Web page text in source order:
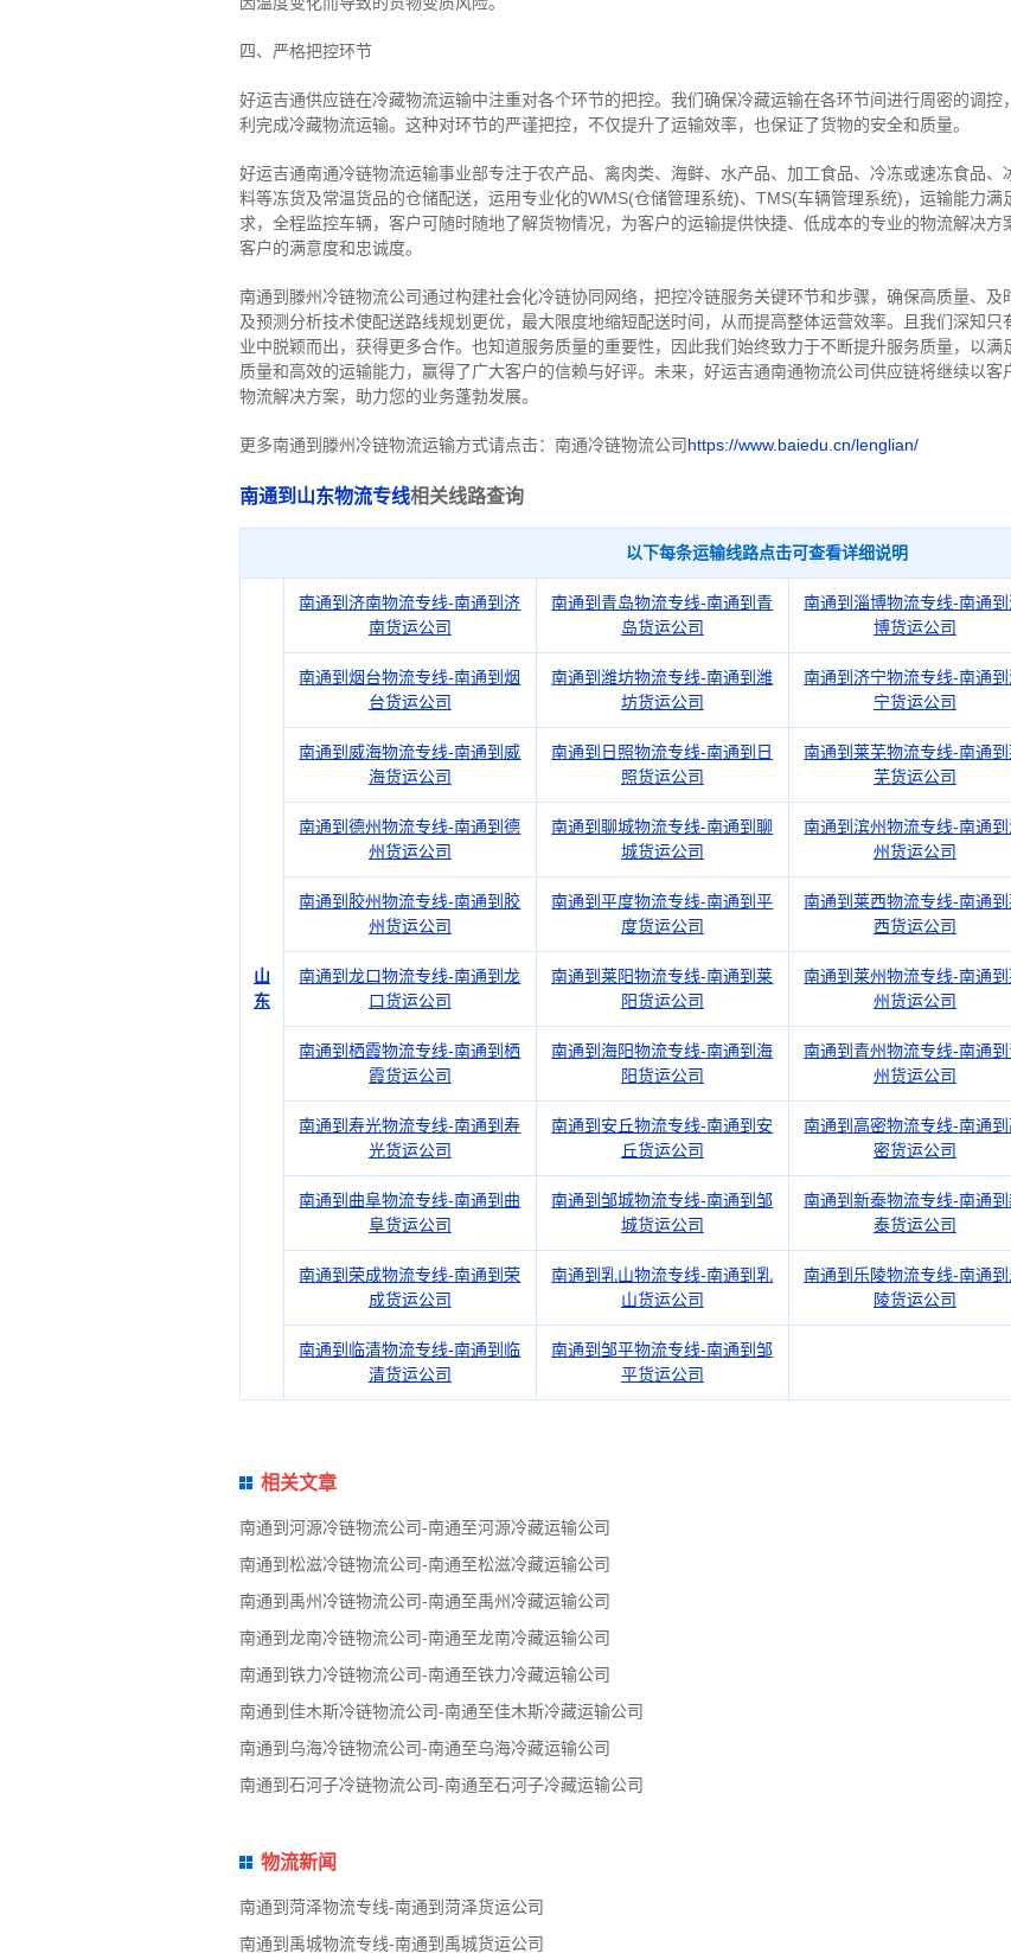
四、严格把控环节
好运吉通供应链在冷藏物流运输中注重对各个环节的把控。我们确保冷藏运输在各环节间进行周密的调
利完成冷藏物流运输。这种对环节的严谨把控，不仅提升了运输效率，也保证了货物的安全和质量。
好运吉通南通冷链物流运输事业部专注于农产品、禽肉类、海鲜、水产品、加工食品、冷冻或速冻食品
料等冻货及常温货品的仓储配送，运用专业化的WMS(仓储管理系统)、TMS(车辆管理系统)，运输能力
求，全程监控车辆，客户可随时随地了解货物情况，为客户的运输提供快捷、低成本的专业的物流解决
客户的满意度和忠诚度。
南通到滕州冷链物流公司通过构建社会化冷链协同网络，把控冷链服务关键环节和步骤，确保高质量、
及预测分析技术使配送路线规划更优，最大限度地缩短配送时间，从而提高整体运营效率。且 我们深知 只
业中脱颖而出，获得更多合作。也知道服务质量的重要性，因此我们始终致力于不断提升服务质量，以满
质量和高效的运输能力，赢得了广大客户的信赖与好评。 未来，好运吉通南通物流公司供应链将继续以
物流解决方案，助力您的业务蓬勃发展。
更多南通到滕州冷链物流运输方式请点击：南通冷链物流公司https://www.baiedu.cn/lenglian/
南通到山东物流专线相关线路查询
以下每条运输线路点击可查看详细说明
山
东
南通到济南物流专线-南通到济
南货运公司
南通到青岛物流专线-南通到青
岛货运公司
南通到淄博物流专线-南通到
博货运公司
南通到烟台物流专线-南通到烟
台货运公司
南通到潍坊物流专线-南通到潍
坊货运公司
南通到济宁物流专线-南通
宁货运公司
南通到威海物流专线-南通到威
海货运公司
南通到日照物流专线-南通到日
照货运公司
南通到莱芜物流专线-南通
芜货运公司
南通到德州物流专线-南通到德
州货运公司
南通到聊城物流专线-南通到聊
城货运公司
南通到滨州物流专线-南通
州货运公司
南通到胶州物流专线-南通到胶
州货运公司
南通到平度物流专线-南通到平
度货运公司
南通到莱西物流专线-南通
西货运公司
南通到龙口物流专线-南通到龙
口货运公司
南通到莱阳物流专线-南通到莱
阳货运公司
南通到莱州物流专线-南通
州货运公司
南通到栖霞物流专线-南通到栖
霞货运公司
南通到海阳物流专线-南通到海
阳货运公司
南通到青州物流专线-南通
州货运公司
南通到寿光物流专线-南通到寿
光货运公司
南通到安丘物流专线-南通到安
丘货运公司
南通到高密物流专线-南通
密货运公司
南通到曲阜物流专线-南通到曲
阜货运公司
南通到邹城物流专线-南通到邹
城货运公司
南通到新泰物流专线-南通
泰货运公司
南通到荣成物流专线-南通到荣
成货运公司
南通到乳山物流专线-南通到乳
山货运公司
南通到乐陵物流专线-南通到
陵货运公司
南通到临清物流专线-南通到临
清货运公司
南通到邹平物流专线-南通到邹
平货运公司
相关文章
南通到河源冷链物流公司-南通至河源冷藏运输公司
南通到松滋冷链物流公司-南通至松滋冷藏运输公司
南通到禹州冷链物流公司-南通至禹州冷藏运输公司
南通到龙南冷链物流公司-南通至龙南冷藏运输公司
南通到铁力冷链物流公司-南通至铁力冷藏运输公司
南通到佳木斯冷链物流公司-南通至佳木斯冷藏运输公司
南通到乌海冷链物流公司-南通至乌海冷藏运输公司
南通到石河子冷链物流公司-南通至石河子冷藏运输公司
物流新闻
南通到菏泽物流专线-南通到菏泽货运公司
南通到禹城物流专线-南通到禹城货运公司